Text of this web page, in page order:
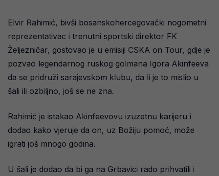
Elvir Rahimić, bivši bosanskohercegovački nogometni
reprezentativac i trenutni sportski direktor FK
Željezničar, gostovao je u emisiji CSKA on Tour, gdje je
pozvao legendarnog ruskog golmana Igora Akinfeeva
da se pridruži sarajevskom klubu, da li je to mislio u
šali ili ozbiljno, još se ne zna.
Rahimić je istakao Akinfeevovu izuzetnu karijeru i
dodao kako vjeruje da on, uz Božiju pomoć, može
igrati još mnogo godina.
U šali je dodao da bi ga na Grbavici rado prihvatili i